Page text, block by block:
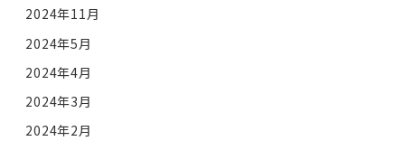
2024年11月
2024年5月
2024年4月
2024年3月
2024年2月